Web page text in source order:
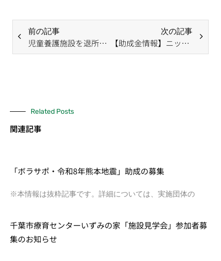
前の記事
児童養護施設を退所した若者の自立支援「盛和塾 リスタート応援助成」2023年度の募集について
次の記事
【助成金情報】ニッセイ財団 高齢社会助成「地域福祉チャレンジ活動助成」公募
Related Posts
関連記事
「ボラサポ・令和8年熊本地震」助成の募集
※本情報は抜粋記事です。詳細については、実施団体の
千葉市療育センターいずみの家「施設見学会」参加者募
集のお知らせ